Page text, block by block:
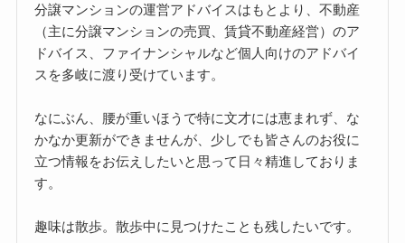
分譲マンションの運営アドバイスはもとより、不動産
（主に分譲マンションの売買、賃貸不動産経営）のア
ドバイス、ファイナンシャルなど個人向けのアドバイ
スを多岐に渡り受けています。
なにぶん、腰が重いほうで特に文才には恵まれず、な
かなか更新ができませんが、少しでも皆さんのお役に
立つ情報をお伝えしたいと思って日々精進しておりま
す。
趣味は散歩。散歩中に見つけたことも残したいです。